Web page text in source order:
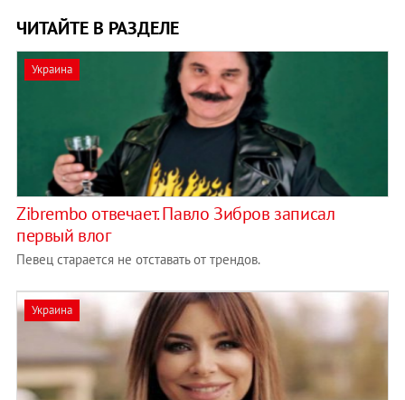
ЧИТАЙТЕ В РАЗДЕЛЕ
Украина
Zibrembo отвечает. Павло Зибров записал
первый влог
Певец старается не отставать от трендов.
Украина